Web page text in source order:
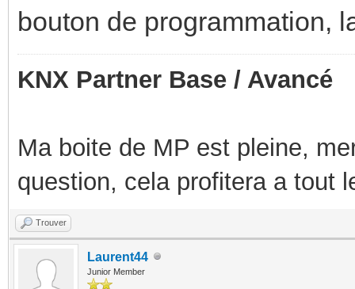
bouton de programmation,
KNX Partner Base / Avancé
Ma boite de MP est pleine,
question, cela profitera a tout
Trouver
Laurent44
Junior Member